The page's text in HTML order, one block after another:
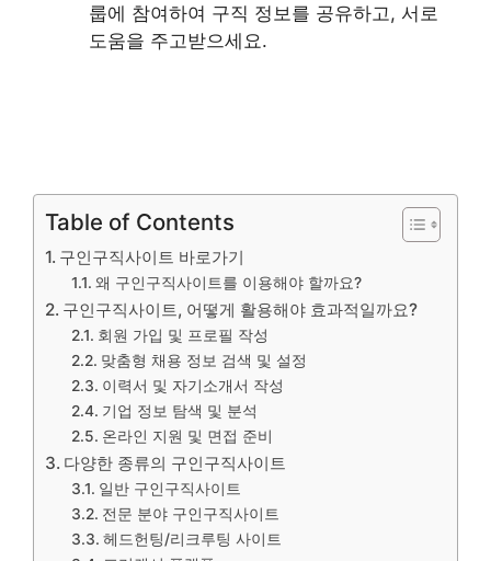
룹에 참여하여 구직 정보를 공유하고, 서로
도움을 주고받으세요.
Table of Contents
구인구직사이트 바로가기
왜 구인구직사이트를 이용해야 할까요?
구인구직사이트, 어떻게 활용해야 효과적일까요?
회원 가입 및 프로필 작성
맞춤형 채용 정보 검색 및 설정
이력서 및 자기소개서 작성
기업 정보 탐색 및 분석
온라인 지원 및 면접 준비
다양한 종류의 구인구직사이트
일반 구인구직사이트
전문 분야 구인구직사이트
헤드헌팅/리크루팅 사이트